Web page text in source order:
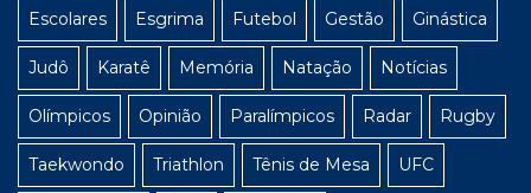
Escolares Esgrima Futebol Gestão Ginástica
Judô Karatê Memória Natação Notícias
Olímpicos Opinião Paralímpicos Radar Rugby
Taekwondo Triathlon Tênis de Mesa UFC